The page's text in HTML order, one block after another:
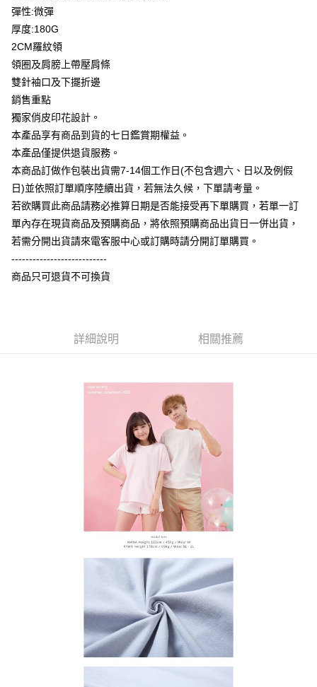
全盈+PAY
大哥付你分期
相關說明
1.本服務由台灣大哥大提供，台灣大哥大用戶可立即使用無須另外申請。
2.付款方式選擇「大哥付你分期」，訂單成立後會自動跳轉到大哥付的交易
流程，驗證手機門號後，選擇欲分期的期數、繳款截止日，確認付款後即完
成交易。
3.實際核准額度、可分期數及費用金額請依後續交易確認頁面所載為準。
4.訂單成立30分鐘內，如未前往確認交易或遇審核未通過，訂單將自動取
消。如遇「轉專審核」未通過狀況，表示未達大哥付你分期系統評分，恕無
法說明評估內容。
【繳款方式說明】
1.分期款項不併入電信帳單，「大哥付你分期」於每月結算日後寄送繳費提
2.透過簡訊連結打開帳單後，可選擇「超商條碼／台灣大直營門市／銀行轉
帳／街口支付／iPASS MONEY」等通路繳費。
1.本服務係由「台灣大哥大股份有限公司」（以下簡稱本公司）所提供，讓
由本公司與您本人進行分期帳單所需資料之確認、核對及更正。
AFTEE先享後付
相關說明
【關於「AFTEE先享後付」】
AFTEE先享後付是「在收到商品之後才付款」的支付方式。 讓您購物簡單
１．簡單：不需註冊會員、不需綁卡、不需儲值。
２．便利：只要手機號碼，簡訊認證，即可結帳。
３．安心：先確認商品／服務後，再付款。
【「AFTEE先享後付」結帳流程】
１．於結帳方式選擇「AFTEE先享後付」後，將跳轉至「AFTEE先享後付」
２．訂單成立數日內，您將收到繳費通知簡訊。
３．收到繳費通知簡訊後14天內，點擊此簡訊中的連結，可透過四大超商／
ATM／網路銀行／等多元方式進行付款，方視為交易完成。
※ 請注意：結帳手續完成當下不需立刻繳費，但若您需要取消訂單，請聯絡
是否繳費成功／繳費後需取消欲退款等相關疑問，請聯繫「AFTEE先享後付
客戶支援中心」 https://netprotections.freshdesk.com/support/home
１．透過由恩沛科技股份有限公司提供之「AFTEE先享後付」服務完成之交
易，需依本服務之必要範圍內提供個人資料，並將交易相關給付款項請求債
權轉讓予恩沛科技股份有限公司。
２．關於個人資料處理事宜，請瀏覽以下網址：
https://aftee.tw/terms/#terms3
３．未成年的使用者請事先徵得法定代理人或監護人之同意方可使用
「AFTEE先享後付」，若未經同意申辦者引起之損失，本公司不負相關責
４．使用「AFTEE先享後付」時，將依據個別帳號之用戶狀況，依本公司即
時審查核予不同之上限額度；若仍有額度不足之情形，本公司將視審查結果
５．嚴禁一人註冊多個帳號或使用他人資訊註冊。若發現惡意使用之情形，
恩沛科技股份有限公司將有權停止該用戶之使用額度並採取法律行動。
ATM付款
運送方式
全家付款取貨
每筆NT$65，滿NT$899(含以上)免運費
付款後全家取貨
7-11付款取貨
每筆NT$60，滿NT$899(含以上)免運費
每筆NT$65，滿NT$899(含以上)免運費
彈性:微彈
厚度:180G
2CM羅紋領
領圈及肩膀上帶壓肩條
雙針袖口及下擺折邊
銷售重點
獨家俏皮印花設計。
本產品享有商品到貨的七日鑑賞期權益。
本產品僅提供退貨服務。
本商品訂做作包裝出貨需7-14個工作日(不包含週六、日以及例假
日)並依照訂單順序陸續出貨，若無法久候，下單請考量。
若欲購買此商品請務必推算日期是否能接受再下單購買，若單一訂
單內存在現貨商品及預購商品，將依照預購商品出貨日一併出貨，
若需分開出貨請來電客服中心或訂購時請分開訂單購買。
---------------------------
商品只可退貨不可換貨
詳細說明 相關推薦